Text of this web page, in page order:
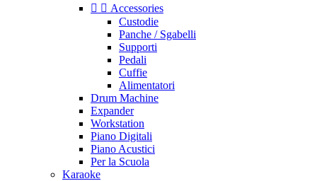
  Accessories
Custodie
Panche / Sgabelli
Supporti
Pedali
Cuffie
Alimentatori
Drum Machine
Expander
Workstation
Piano Digitali
Piano Acustici
Per la Scuola
Karaoke